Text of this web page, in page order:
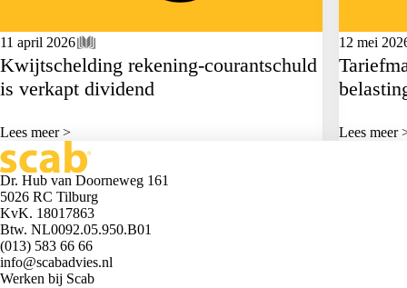
11 april 2026
Kwijtschelding rekening-courantschuld
is verkapt dividend
Lees meer >
12 mei
Lees meer
Dr. Hub van Doorneweg 161
5026 RC Tilburg
KvK. 18017863
Btw. NL0092.05.950.B01
(013) 583 66 66
info@scabadvies.nl
Werken bij Scab